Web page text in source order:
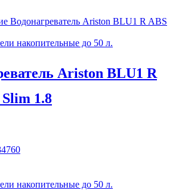
накопительные до 50 л.
Ariston BLU1 R
1.8
накопительные до 50 л.